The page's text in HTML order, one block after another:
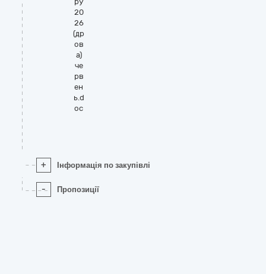
20
26
(др
ов
а)
че
рв
ен
ь.d
oc
+ Інформація по закупівлі
- Пропозиції